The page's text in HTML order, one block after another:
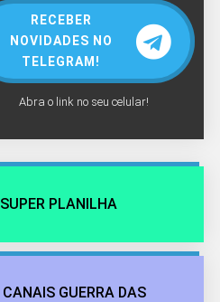
RECEBER
NOVIDADES NO
TELEGRAM!
Abra o link no seu celular!
SUPER PLANILHA
CANAIS GUERRA DAS